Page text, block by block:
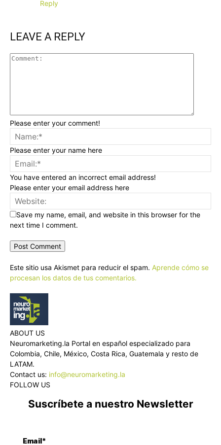
Reply
LEAVE A REPLY
Please enter your comment!
Please enter your name here
You have entered an incorrect email address!
Please enter your email address here
Save my name, email, and website in this browser for the
next time I comment.
Este sitio usa Akismet para reducir el spam. Aprende cómo se
procesan los datos de tus comentarios.
ABOUT US
Neuromarketing.la Portal en español especializado para
Colombia, Chile, México, Costa Rica, Guatemala y resto de
LATAM.
Contact us: info@neuromarketing.la
FOLLOW US
Suscríbete a nuestro Newsletter